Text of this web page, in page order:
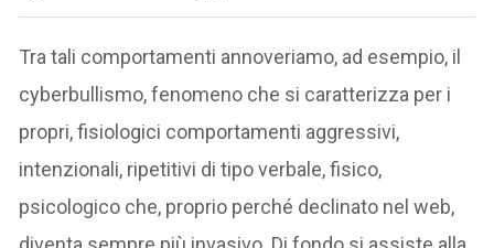
Tra tali comportamenti annoveriamo, ad esempio, il
cyberbullismo, fenomeno che si caratterizza per i
propri, fisiologici comportamenti aggressivi,
intenzionali, ripetitivi di tipo verbale, fisico,
psicologico che, proprio perché declinato nel web,